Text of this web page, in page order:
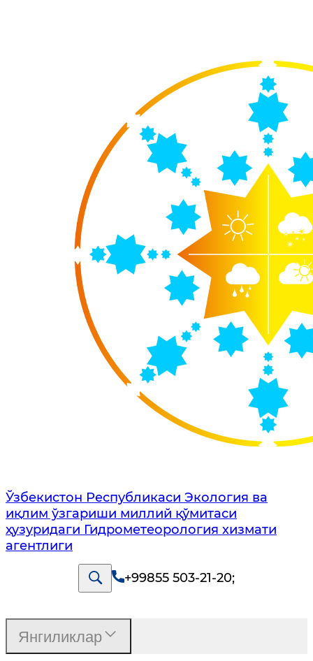
Ўзбекистон Республикаси Экология ва
иқлим ўзгариши миллий қўмитаси
ҳузуридаги Гидрометеорология хизмати
агентлиги
+99855 503-21-20;
Янгиликлар